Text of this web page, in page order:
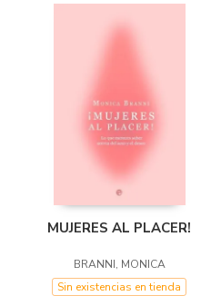
MUJERES AL PLACER!
BRANNI, MONICA
Sin existencias en tienda